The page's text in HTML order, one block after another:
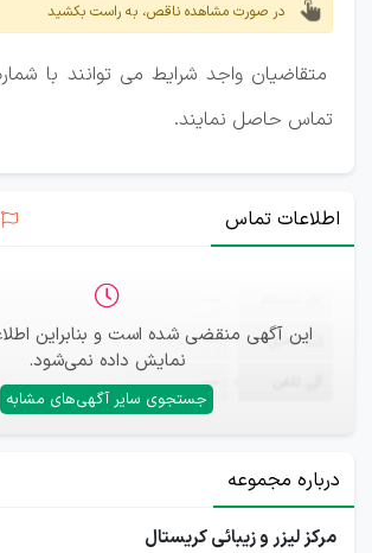
در صورت مشاهده ناقص، به راست بکشید
متقاضیان واجد شرایط می توانند با
تماس حاصل نمایند.
اطلاعات تماس
این آگهی منقضی شده است و بنابراین
نمایش داده نمی‌شود.
جستجوی سایر آگهی‌های مشابه
ایمیل —
—
درباره مجموعه
مرکز لیزر و زیبائی کریستال